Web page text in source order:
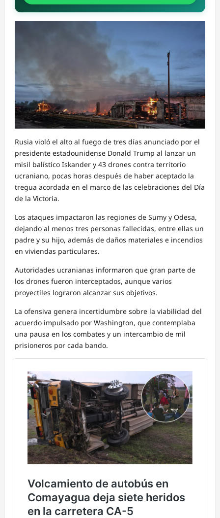
Rusia violó el alto al fuego de tres días anunciado por el
presidente estadounidense Donald Trump al lanzar un
misil balístico Iskander y 43 drones contra territorio
ucraniano, pocas horas después de haber aceptado la
tregua acordada en el marco de las celebraciones del Día
de la Victoria.
Los ataques impactaron las regiones de Sumy y Odesa,
dejando al menos tres personas fallecidas, entre ellas un
padre y su hijo, además de daños materiales e incendios
en viviendas particulares.
Autoridades ucranianas informaron que gran parte de
los drones fueron interceptados, aunque varios
proyectiles lograron alcanzar sus objetivos.
La ofensiva genera incertidumbre sobre la viabilidad del
acuerdo impulsado por Washington, que contemplaba
una pausa en los combates y un intercambio de mil
prisioneros por cada bando.